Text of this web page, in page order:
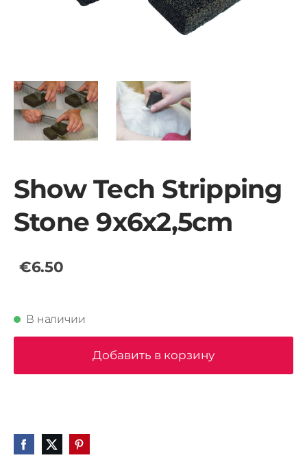
Show Tech Stripping
Stone 9x6x2,5cm
€6.50
В наличии
Добавить в корзину